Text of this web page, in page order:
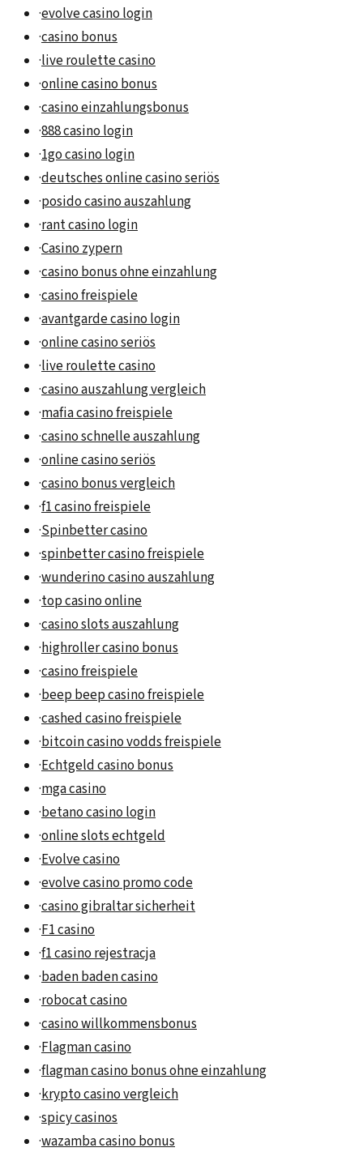
·evolve casino login
·casino bonus
·live roulette casino
·online casino bonus
·casino einzahlungsbonus
·888 casino login
·1go casino login
·deutsches online casino seriös
·posido casino auszahlung
·rant casino login
·Casino zypern
·casino bonus ohne einzahlung
·casino freispiele
·avantgarde casino login
·online casino seriös
·live roulette casino
·casino auszahlung vergleich
·mafia casino freispiele
·casino schnelle auszahlung
·online casino seriös
·casino bonus vergleich
·f1 casino freispiele
·Spinbetter casino
·spinbetter casino freispiele
·wunderino casino auszahlung
·top casino online
·casino slots auszahlung
·highroller casino bonus
·casino freispiele
·beep beep casino freispiele
·cashed casino freispiele
·bitcoin casino vodds freispiele
·Echtgeld casino bonus
·mga casino
·betano casino login
·online slots echtgeld
·Evolve casino
·evolve casino promo code
·casino gibraltar sicherheit
·F1 casino
·f1 casino rejestracja
·baden baden casino
·robocat casino
·casino willkommensbonus
·Flagman casino
·flagman casino bonus ohne einzahlung
·krypto casino vergleich
·spicy casinos
·wazamba casino bonus